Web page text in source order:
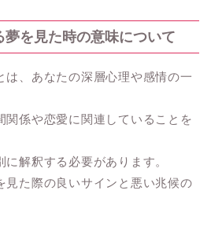
夢を見た時の意味について
は、あなたの深層心理や感情の一
関係や恋愛に関連していることを
解釈する必要があります。
見た際の良いサインと悪い兆候の